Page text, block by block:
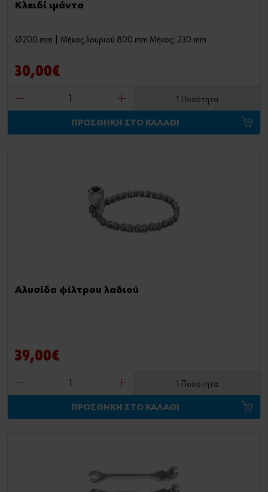
Κλειδί ιμάντα
Ø200 mm | Μήκος λουριού 800 mm Μήκος: 230 mm
30,00€
1 Ποσότητα
ΠΡΟΣΘΗΚΗ ΣΤΟ ΚΑΛΑΘΙ
Αλυσίδα φίλτρου λαδιού
39,00€
1 Ποσότητα
ΠΡΟΣΘΗΚΗ ΣΤΟ ΚΑΛΑΘΙ